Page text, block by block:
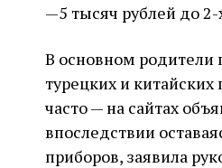
—5 тысяч рублей до 2-
В основном родители
турецких и
часто — на сайтах
впоследствии
приборов, заявила